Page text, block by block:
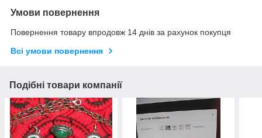
Умови повернення
Повернення товару впродовж 14 днів за рахунок покупця
Всі умови повернення
Подібні товари компанії